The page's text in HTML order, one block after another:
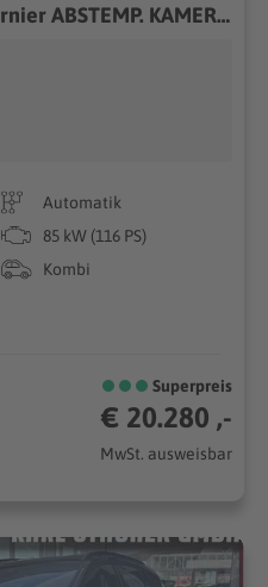
Ford Focus St-Line 1.5 Turnier ABSTEMP. KAMERA NAVI
Automatik
85 kW (116 PS)
Kombi
Superpreis
€ 20.280 ,-
MwSt. ausweisbar